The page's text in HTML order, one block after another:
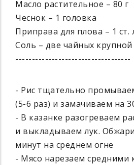
Масло растительное – 80 г
Чеснок – 1 головка
Приправа для плова – 1 ст.
Соль – две чайных крупной
-----------------------------------
- Рис тщательно
(5-6 раз) и замачиваем на
- В казанке разогреваем
и выкладываем лук.
минут на среднем огне
- Мясо нарезаем средними